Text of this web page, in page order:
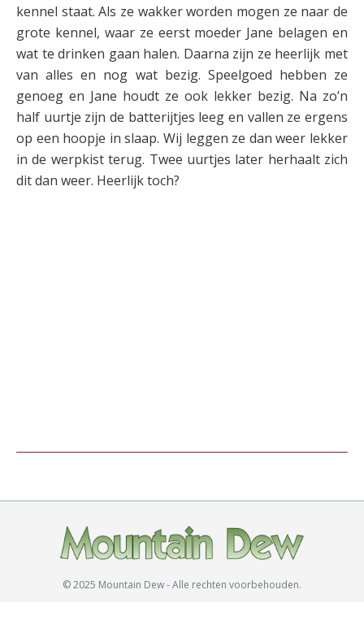
kennel staat. Als ze wakker worden mogen ze naar de
grote kennel, waar ze eerst moeder Jane belagen en
wat te drinken gaan halen. Daarna zijn ze heerlijk met
van alles en nog wat bezig. Speelgoed hebben ze
genoeg en Jane houdt ze ook lekker bezig. Na zo’n
half uurtje zijn de batterijtjes leeg en vallen ze ergens
op een hoopje in slaap. Wij leggen ze dan weer lekker
in de werpkist terug. Twee uurtjes later herhaalt zich
dit dan weer. Heerlijk toch?
© 2025 Mountain Dew - Alle rechten voorbehouden.